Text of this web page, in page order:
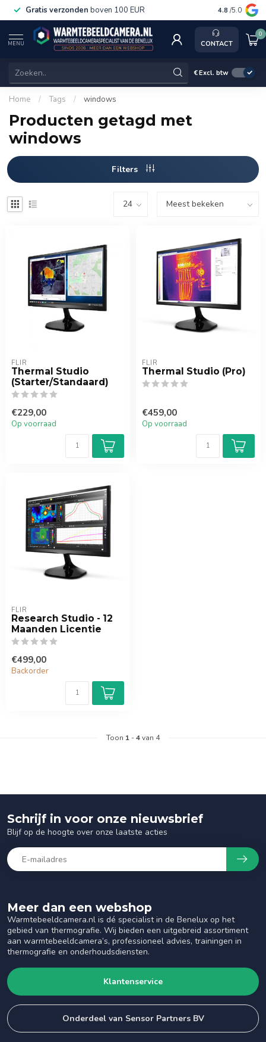
Gratis verzonden boven 100 EUR Service,
4.8 /5.0
MENU CONTACT
0
€Excl. btw
Home / Tags / windows
Producten getagd met
windows
Filters
FLIR
Thermal Studio
(Starter/Standaard)
€229,00
Op voorraad
FLIR
Thermal Studio (Pro)
€459,00
Op voorraad
FLIR
Research Studio - 12
Maanden Licentie
€499,00
Backorder
Toon 1 -4van 4
Meer dan een webshop
Warmtebeeldcamera.nl is dé specialist in de Benelux op het
gebied van thermografie. Wij bieden een uitgebreid assortiment
aan warmtebeeldcamera’s, professioneel advies, trainingen in
thermografie en onderhoudsdiensten.
Klantenservice
Onderdeel van Sensor Partners BV
Schrijf in voor onze nieuwsbrief
Blijf op de hoogte over onze laatste acties